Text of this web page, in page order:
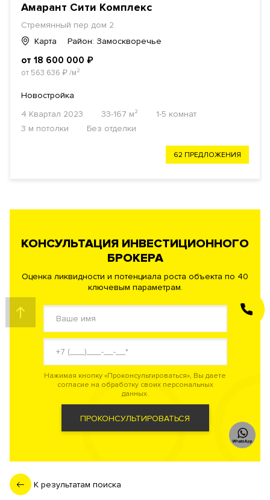
Амарант Сити Комплекс
Стремянный пер дом 2
Карта
Район: Замоскворечье
от 18 600 000 ₽
от 563 636 ₽/м²
Новостройка
4 Квартал 2023
33-167 м²
1-5 комнат
3 м потолки
Без отделки
62 ПРЕДЛОЖЕНИЯ
КОНСУЛЬТАЦИЯ ИНВЕСТИЦИОННОГО
БРОКЕРА
Оценка ликвидности и потенциала роста объекта по 40
ключевым параметрам.
Нажимая кнопку «Проконсультироваться», Вы даете
согласие на обработку своих персональных
данных.
ПРОКОНСУЛЬТИРОВАТЬСЯ
К результатам поиска
ЗАКАЗАТЬ
ЗВОНОК